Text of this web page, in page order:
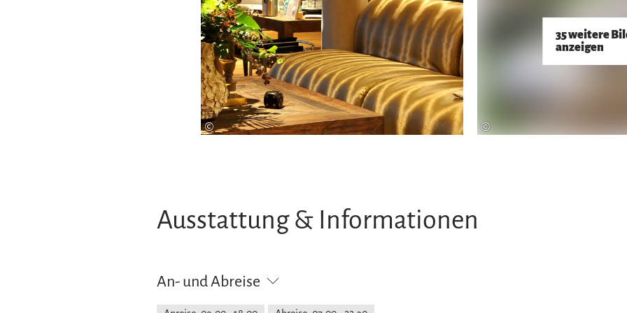
35 weitere
anzeigen
© ©
Ausstattung & Informationen
An- und Abreise